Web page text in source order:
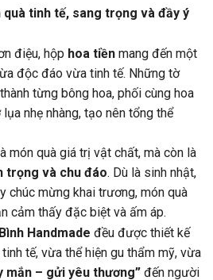
quà tinh tế, sang trọng và đầy ý
điệu, hộp hoa tiền mang đến một
độc đáo vừa tinh tế. Những tờ
từng bông hoa, phối cùng hoa
nhẹ nhàng, tạo nên tổng thể
món quà giá trị vật chất, mà còn là
trọng và chu đáo. Dù là sinh nhật,
chúc mừng khai trương, món quà
cảm thấy đặc biệt và ấm áp.
Bình Handmade đều được thiết kế
tế, vừa thể hiện gu thẩm mỹ, vừa
mắn – gửi yêu thương” đến người